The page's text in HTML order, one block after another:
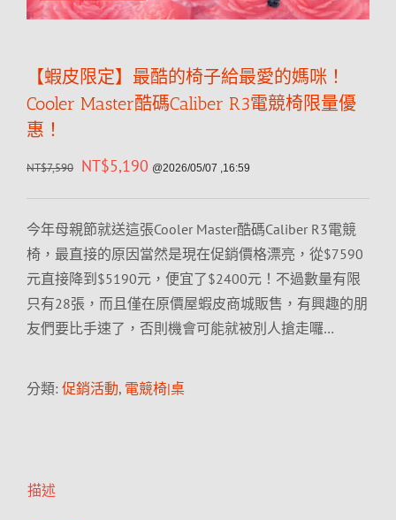
【蝦皮限定】最酷的椅子給最愛的媽咪！
Cooler Master酷碼Caliber R3電競椅限量優
惠！
NT$7,590 NT$5,190 @2026/05/07 ,16:59
今年母親節就送這張Cooler Master酷碼Caliber R3電競
椅，最直接的原因當然是現在促銷價格漂亮，從$7590
元直接降到$5190元，便宜了$2400元！不過數量有限
只有28張，而且僅在原價屋蝦皮商城販售，有興趣的朋
友們要比手速了，否則機會可能就被別人搶走囉…
分類: 促銷活動, 電競椅|桌
描述